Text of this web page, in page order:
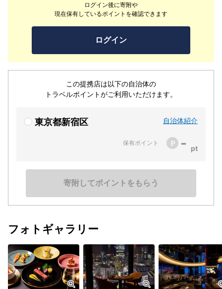
ログイン後に寄附や
現在保有しているポイントを確認できます
ログイン
この提携店は以下の自治体の
トラベルポイントがご利用いただけます。
東京都新宿区 自治体紹介
保有ポイント -
寄附してポイントをもらう
フォトギャラリー